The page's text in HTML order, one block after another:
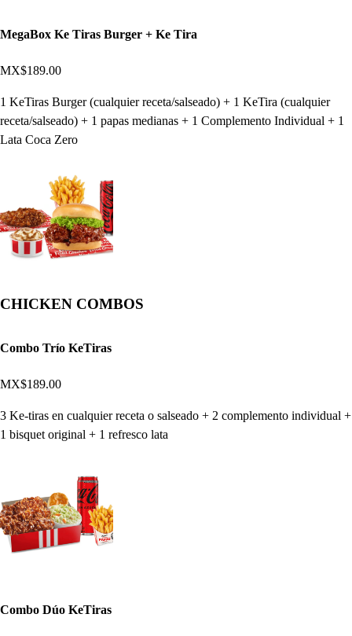
MegaBox Ke Tiras Burger + Ke Tira
MX$189.00
1 KeTiras Burger (cualquier receta/salseado) + 1 KeTira (cualquier
receta/salseado) + 1 papas medianas + 1 Complemento Individual + 1
Lata Coca Zero
CHICKEN COMBOS
Combo Trío KeTiras
MX$189.00
3 Ke-tiras en cualquier receta o salseado + 2 complemento individual +
1 bisquet original + 1 refresco lata
Combo Dúo KeTiras